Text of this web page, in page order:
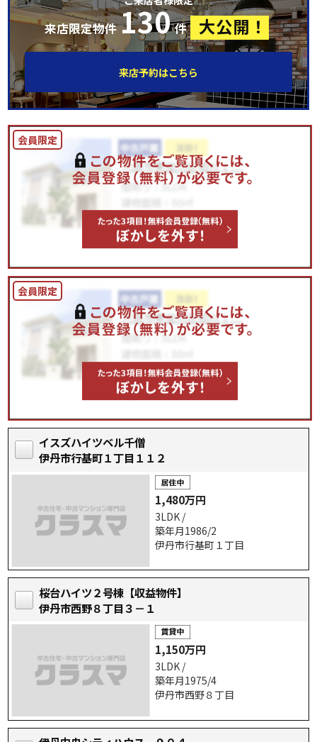
来店限定物件 130 件 大公開！
来店予約はこちら
イスズハイツベル千僧
伊丹市行基町１丁目１１２
1,480万円
3LDK /
築年月1986/2
伊丹市行基町１丁目
桜台ハイツ２号棟【収益物件】
伊丹市西野８丁目３－１
1,150万円
3LDK /
築年月1975/4
伊丹市西野８丁目